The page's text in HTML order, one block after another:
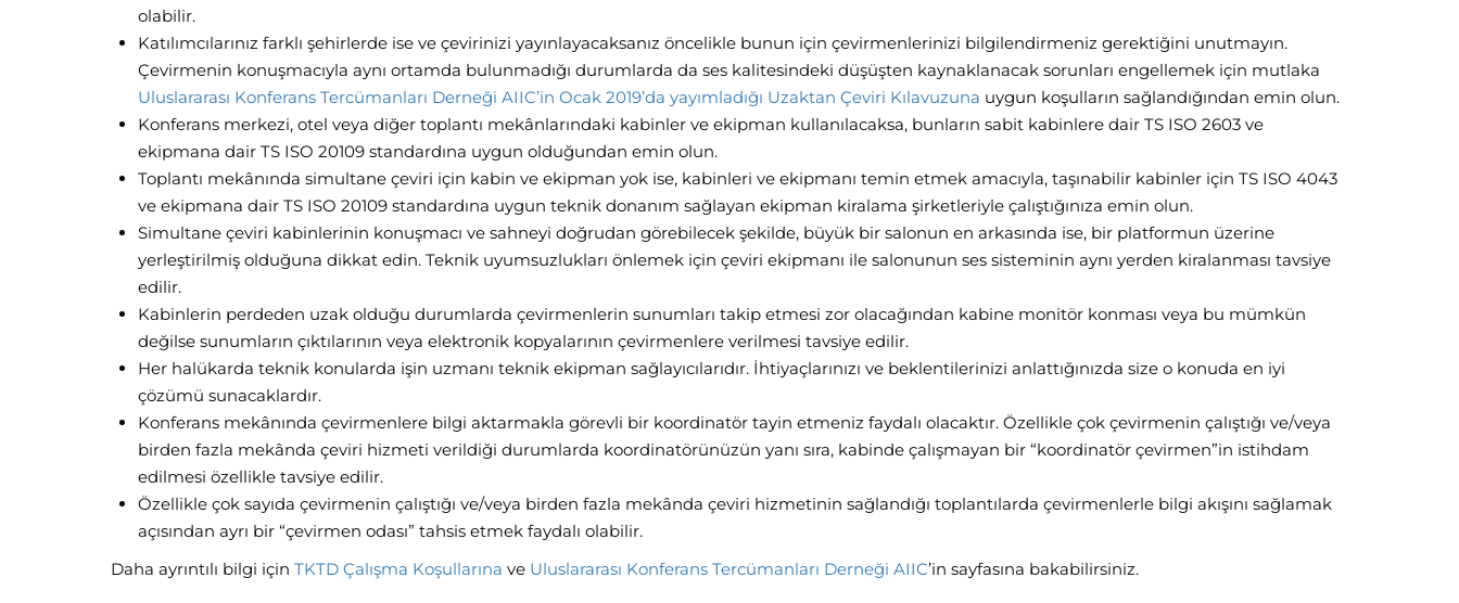
olabilir.
Katılımcılarınız farklı şehirlerde ise ve çevirinizi yayınlayacaksanız öncelikle bunun için çevirmenlerinizi bilgilendirmeniz gerektiğini unutmayın.
Çevirmenin konuşmacıyla aynı ortamda bulunmadığı durumlarda da ses kalitesindeki düşüşten kaynaklanacak sorunları engellemek için mutlaka
Uluslararası Konferans Tercümanları Derneği AIIC’in Ocak 2019’da yayımladığı Uzaktan Çeviri Kılavuzuna uygun koşulların sağlandığından emin olun.
Konferans merkezi, otel veya diğer toplantı mekânlarındaki kabinler ve ekipman kullanılacaksa, bunların sabit kabinlere dair TS ISO 2603 ve
ekipmana dair TS ISO 20109 standardına uygun olduğundan emin olun.
Toplantı mekânında simultane çeviri için kabin ve ekipman yok ise, kabinleri ve ekipmanı temin etmek amacıyla, taşınabilir kabinler için TS ISO 4043
ve ekipmana dair TS ISO 20109 standardına uygun teknik donanım sağlayan ekipman kiralama şirketleriyle çalıştığınıza emin olun.
Simultane çeviri kabinlerinin konuşmacı ve sahneyi doğrudan görebilecek şekilde, büyük bir salonun en arkasında ise, bir platformun üzerine
yerleştirilmiş olduğuna dikkat edin. Teknik uyumsuzlukları önlemek için çeviri ekipmanı ile salonunun ses sisteminin aynı yerden kiralanması tavsiye
edilir.
Kabinlerin perdeden uzak olduğu durumlarda çevirmenlerin sunumları takip etmesi zor olacağından kabine monitör konması veya bu mümkün
değilse sunumların çıktılarının veya elektronik kopyalarının çevirmenlere verilmesi tavsiye edilir.
Her halükarda teknik konularda işin uzmanı teknik ekipman sağlayıcılarıdır. İhtiyaçlarınızı ve beklentilerinizi anlattığınızda size o konuda en iyi
çözümü sunacaklardır.
Konferans mekânında çevirmenlere bilgi aktarmakla görevli bir koordinatör tayin etmeniz faydalı olacaktır. Özellikle çok çevirmenin çalıştığı ve/veya
birden fazla mekânda çeviri hizmeti verildiği durumlarda koordinatörünüzün yanı sıra, kabinde çalışmayan bir “koordinatör çevirmen”in istihdam
edilmesi özellikle tavsiye edilir.
Özellikle çok sayıda çevirmenin çalıştığı ve/veya birden fazla mekânda çeviri hizmetinin sağlandığı toplantılarda çevirmenlerle bilgi akışını sağlamak
açısından ayrı bir “çevirmen odası” tahsis etmek faydalı olabilir.
Daha ayrıntılı bilgi için TKTD Çalışma Koşullarına ve Uluslararası Konferans Tercümanları Derneği AIIC’in sayfasına bakabilirsiniz.